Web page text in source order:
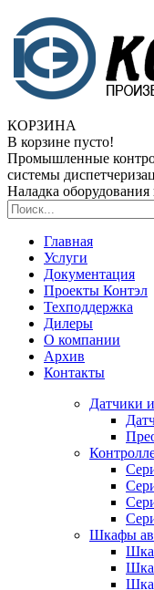
КОРЗИНА
В корзине пусто!
Промышленные
системы
Наладка
Главная
Услуги
Документация
Проекты Контэл
Техподдержка
Дилеры
О компании
Архив
Контакты
Датчики
Шкафы